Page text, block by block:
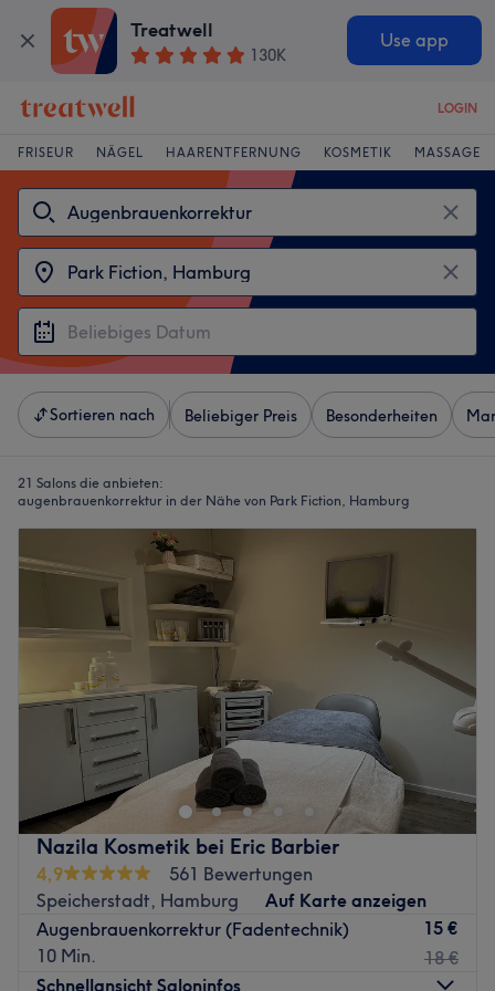
Treatwell
130K
Use app
LOGIN
FRISEUR NÄGEL HAARENTFERNUNG KOSMETIK MASSAGE
Sortieren nach Beliebiger Preis Besonderheiten
21 Salons die anbieten:
augenbrauenkorrektur in der Nähe von Park Fiction, Hamburg
Nazila Kosmetik bei Eric Barbier
4,9
561 Bewertungen
Speicherstadt, Hamburg
Auf Karte anzeigen
Augenbrauenkorrektur (Fadentechnik)
10 Min.
15 €
18 €
Schnellansicht Saloninfos